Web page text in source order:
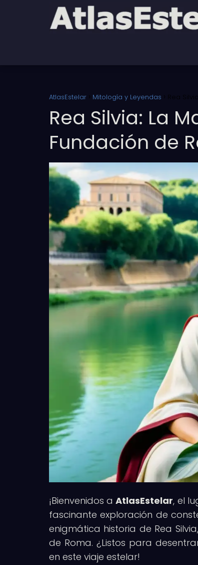
AtlasEstelar Mitología y Leyendas Rea
Rea Silvia: La
Fundación de
¡Bienvenidos aAtlasEstelar, el
fascinante exploración de
enigmática historia de Rea
de Roma. ¿Listos para
en este viaje estelar!